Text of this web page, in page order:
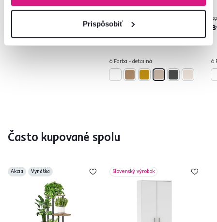
Prispôsobiť
-25% 89 €
6 Farba - detailná 6
Často kupované spolu
Akcia Vynáška Slovenský výrobok